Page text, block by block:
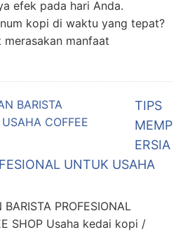
efek pada hari Anda.
kopi di waktu yang tepat?
manfaat
TIPS
MEMP
ERSIA
UNTUK USAHA
PROFESIONAL
SHOP Usaha kedai kopi /